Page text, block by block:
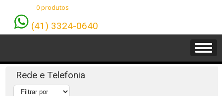
0 produtos
(41) 3324-0640
Rede e Telefonia